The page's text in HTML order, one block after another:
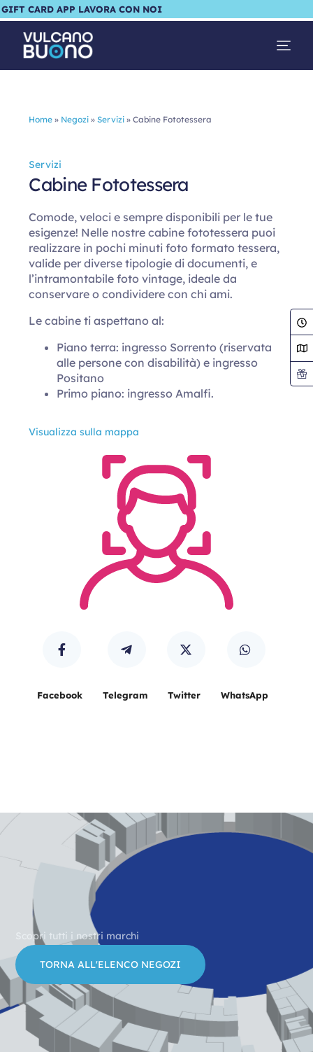
GIFT CARD APP LAVORA CON NOI
Home » Negozi »Servizi »Cabine Fototessera
Servizi
Cabine Fototessera
Comode, veloci e sempre disponibili per le tue
esigenze! Nelle nostre cabine fototessera puoi
realizzare in pochi minuti foto formato tessera,
valide per diverse tipologie di documenti, e
l’intramontabile foto vintage, ideale da
conservare o condividere con chi ami.
Le cabine ti aspettano al:
Piano terra: ingresso Sorrento (riservata
alle persone con disabilità) e ingresso
Positano
Primo piano: ingresso Amalfi.
Visualizza sulla mappa
Facebook Telegram Twitter WhatsApp
Scopri tutti i nostri marchi
TORNA ALL'ELENCO NEGOZI